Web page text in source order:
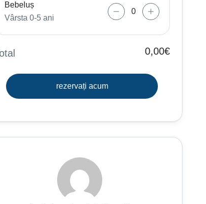
Bebeluș
Vârsta 0-5 ani
0,00€
rezervați acum